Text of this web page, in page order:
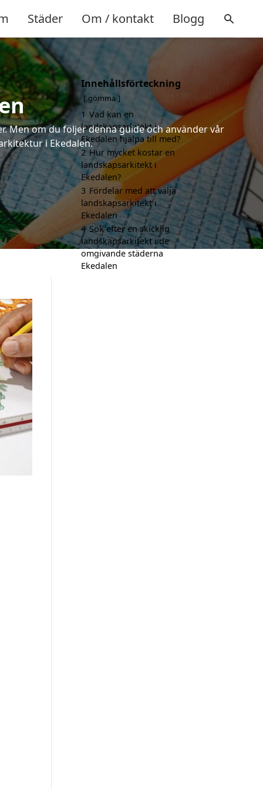
Städer Om / kontakt Blogg
Men om du följer denna guide och använder vår
i Ekedalen.
Innehållsförteckning
gömma
1 Vad kan en
landskapsarkitekt i
Ekedalen hjälpa till med?
2 Hur mycket kostar en
landskapsarkitekt i
Ekedalen?
3 Fördelar med att välja
landskapsarkitekt i
Ekedalen
4 Sök efter en skicklig
landskapsarkitekt i de
omgivande städerna
Ekedalen